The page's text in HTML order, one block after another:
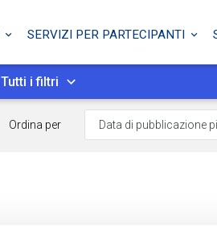
SERVIZI PER PARTECIPANTI
Tutti i filtri
Ordina per